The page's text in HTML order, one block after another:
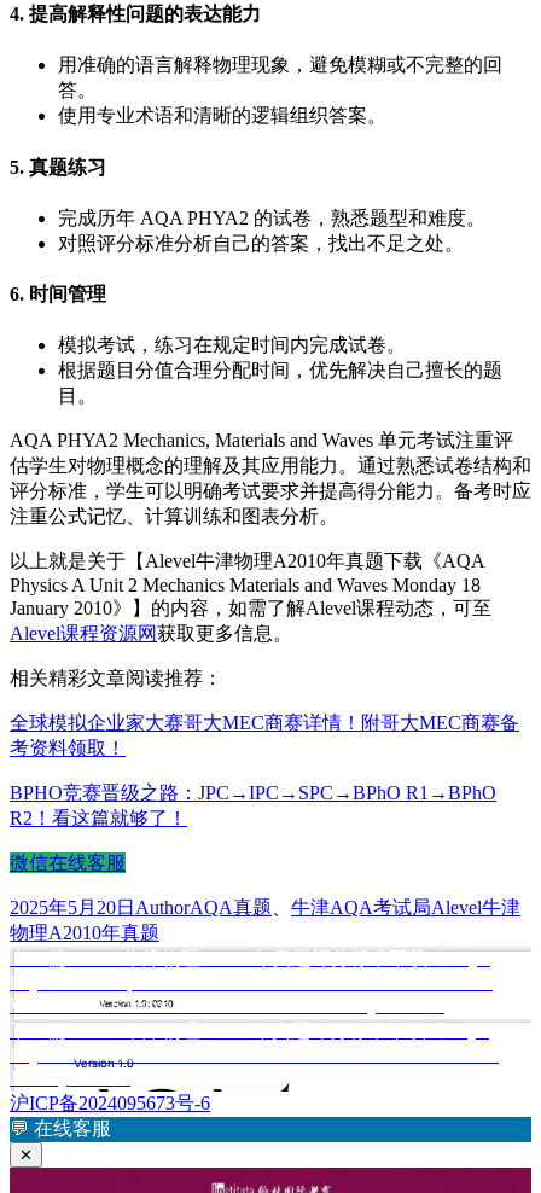
4. 提高解释性问题的表达能力
用准确的语言解释物理现象，避免模糊或不完整的回
答。
使用专业术语和清晰的逻辑组织答案。
5. 真题练习
完成历年 AQA PHYA2 的试卷，熟悉题型和难度。
对照评分标准分析自己的答案，找出不足之处。
6. 时间管理
模拟考试，练习在规定时间内完成试卷。
根据题目分值合理分配时间，优先解决自己擅长的题
目。
AQA PHYA2 Mechanics, Materials and Waves 单元考试注重评
估学生对物理概念的理解及其应用能力。通过熟悉试卷结构和
评分标准，学生可以明确考试要求并提高得分能力。备考时应
注重公式记忆、计算训练和图表分析。
以上就是关于【Alevel牛津物理A2010年真题下载《AQA
Physics A Unit 2 Mechanics Materials and Waves Monday 18
January 2010》】的内容，如需了解Alevel课程动态，可至
Alevel课程资源网获取更多信息。
相关精彩文章阅读推荐：
全球模拟企业家大赛哥大MEC商赛详情！附哥大MEC商赛备
考资料领取！
BPHO竞赛晋级之路：JPC→IPC→SPC→BPhO R1→BPhO
R2！看这篇就够了！
微信在线客服
发
布
于
2025年5月20日 作
者
Author分
AQA真题 牛津AQA考试局标
Alevel牛津
物理A2010年真题
文
章
导
航
上一篇上
Alevel牛津物理A2010年真题评分标准下载《AQA
Physics 1451 Specification A PHYA2 Mechanics Materials and
Waves Mark Scheme 2010 examination-January series》
下一篇
下
篇
章：
Physics A Unit 2 Mechanics Materials and Waves Mark Scheme
January 2011》
沪ICP备2024095673号-6
💬 在线客服
✕